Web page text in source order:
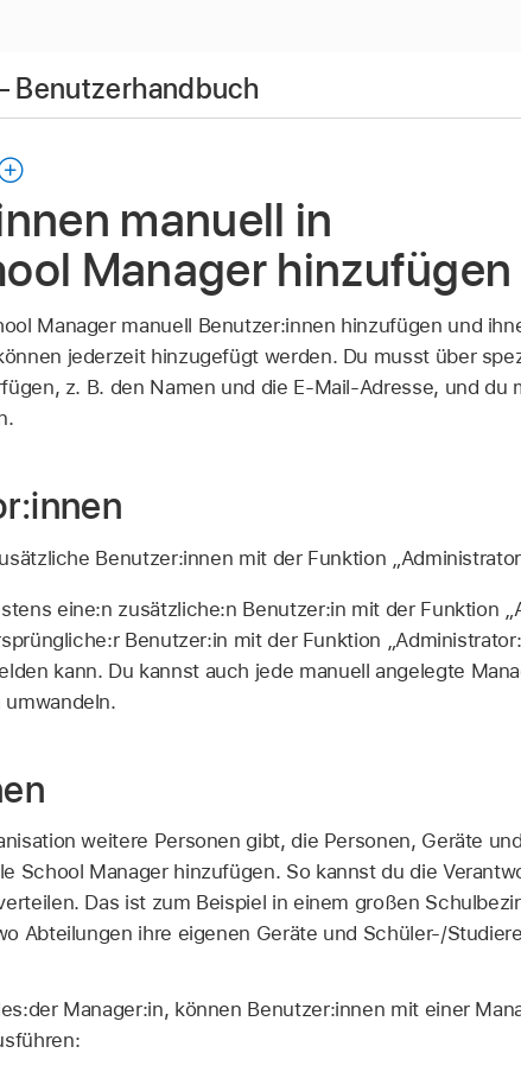
Benutzerhandbuch
manuell in
Manager hinzufügen
Manager manuell Benutzer:innen hinzufügen und
jederzeit hinzugefügt werden. Du musst über
z. B. den Namen und die E-Mail-Adresse, und du
Benutzer:innen mit der Funktion
eine:n zusätzliche:n Benutzer:in mit der Funktion
Benutzer:in mit der Funktion
kann. Du kannst auch jede manuell angelegte
weitere Personen gibt, die Personen, Geräte
School Manager hinzufügen. So kannst du die
Das ist zum Beispiel in einem großen
Abteilungen ihre eigenen Geräte und Schüler-/
Manager:in, können Benutzer:innen mit einer